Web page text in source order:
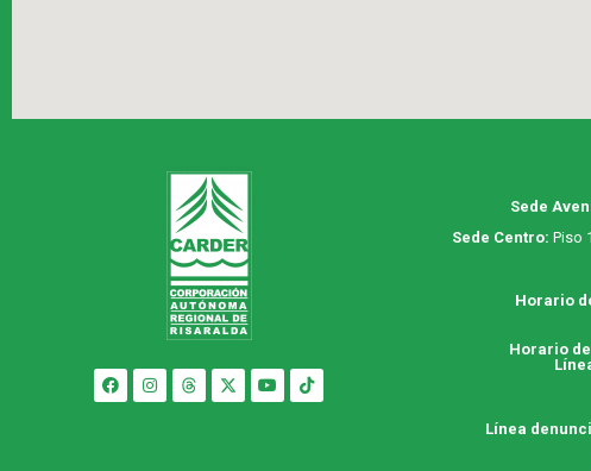
Sede
Sede Centro: Piso
Horario
Horario
Línea